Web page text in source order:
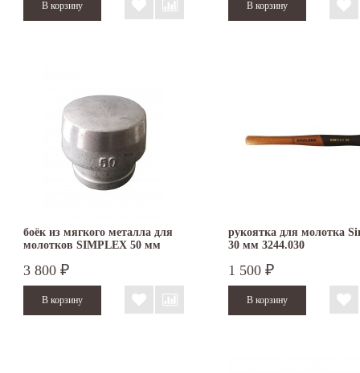
боёк из мягкого металла для
молотков SIMPLEX 50 мм
3 800 ₽
рукоятка для молотка
30 мм 3244.030
1 500 ₽